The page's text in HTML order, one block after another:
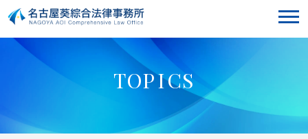
TOPICS